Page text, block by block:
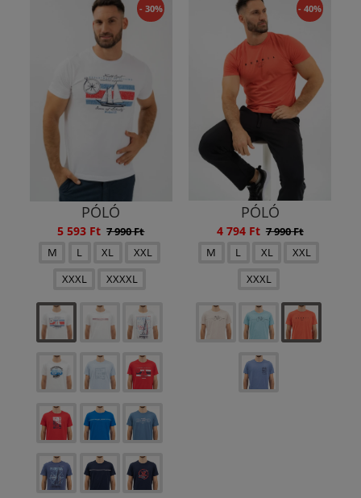
- 30%
PÓLÓ
5 593 Ft 7 990 Ft
M
L XL
XXL
XXXL
XXXXL
- 40%
PÓLÓ
4 794 Ft 7 990 Ft
M
L XL
XXL
XXXL